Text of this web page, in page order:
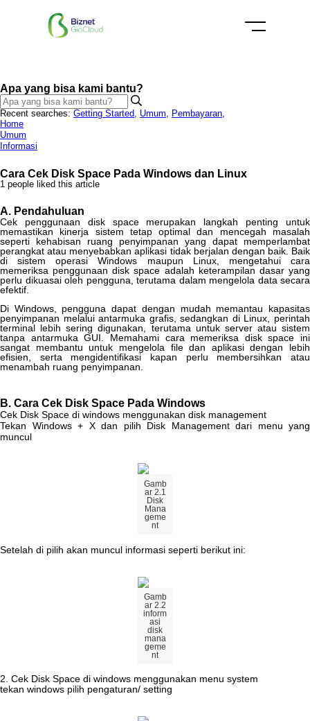
Apa yang bisa kami bantu?
Recent searches: Getting Started, Umum, Pembayaran,
Home
Umum
Informasi
Cara Cek Disk Space Pada Windows dan Linux
1 people liked this article
A. Pendahuluan
Cek penggunaan disk space merupakan langkah penting
untuk
memastikan
kinerja sistem tetap optimal dan mencegah
masalah
seperti
kehabisan ruang penyimpanan yang dapat
memperlambat
perangkat atau menyebabkan aplikasi tidak berjalan dengan baik. Baik
di
sistem operasi Windows maupun Linux, mengetahui
cara
memeriksa penggunaan disk space adalah keterampilan dasar yang
perlu dikuasai oleh pengguna terutama dalam mengelola data secara
efektif
Di Windows, pengguna dapat dengan mudah memantau
kapasitas
penyimpanan melalui antarmuka grafis, sedangkan di Linux
perintah
terminal lebih sering digunakan terutama untuk server atau sistem
tanpa
antarmuka GUI Memahami cara memeriksa disk space
ini
sangat
membantu untuk mengelola file dan aplikasi dengan
lebih
efisien
serta mengidentifikasi kapan perlu membersihkan
atau
menambah ruang penyimpanan
B. Cara Cek Disk Space Pada Windows
Cek Disk Space di windows menggunakan disk management
Tekan
Windows + X dan pilih Disk Management dari menu yang
muncul
Gamb
ar 2 1
Disk
Mana
geme
nt
Setelah di pilih akan muncul informasi seperti berikut ini:
Gamb
ar 2 2
inform
asi
disk
mana
geme
nt
2. Cek Disk Space di windows menggunakan menu system
tekan windows pilih pengaturan/ setting